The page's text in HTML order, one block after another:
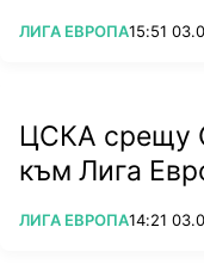
ПОВЕЧЕ ОТ
ЛИГА ЕВРОПА15:51
ЦСКА срещу
към Лига
ПОВЕЧЕ ОТ
ЛИГА ЕВРОПА14:21